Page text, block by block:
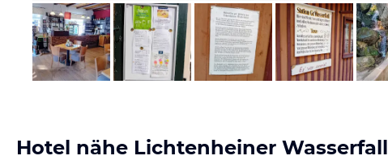
Bild melden
von Ralf
Hotel nähe Lichtenheiner Wasserfall